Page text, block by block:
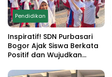
Pendidikan
Inspiratif! SDN Purbasari
Bogor Ajak Siswa Berkata
Positif dan Wujudkan